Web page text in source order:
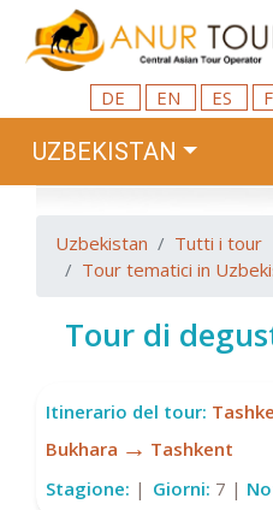
DE EN ES
UZBEKISTAN
Uzbekistan
Tutti i tour
Tour tematici in
Tour di
Itinerario del tour:
Bukhara → Tashkent
Stagione: | Giorni: 7 |